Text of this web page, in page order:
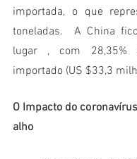
importada, o que
toneladas.  A China
lugar , com 28,35%
importado (US $33,3
O Impacto do
alho